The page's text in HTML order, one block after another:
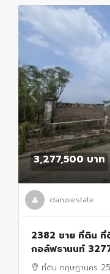
3,277,500 บาท
danoiestate
2382 ขาย ที่ดิน ที่
กอล์ฟธานนท์
กรุงเทพ มีนบุรี
ที่ดิน กฤษฎานคร 25